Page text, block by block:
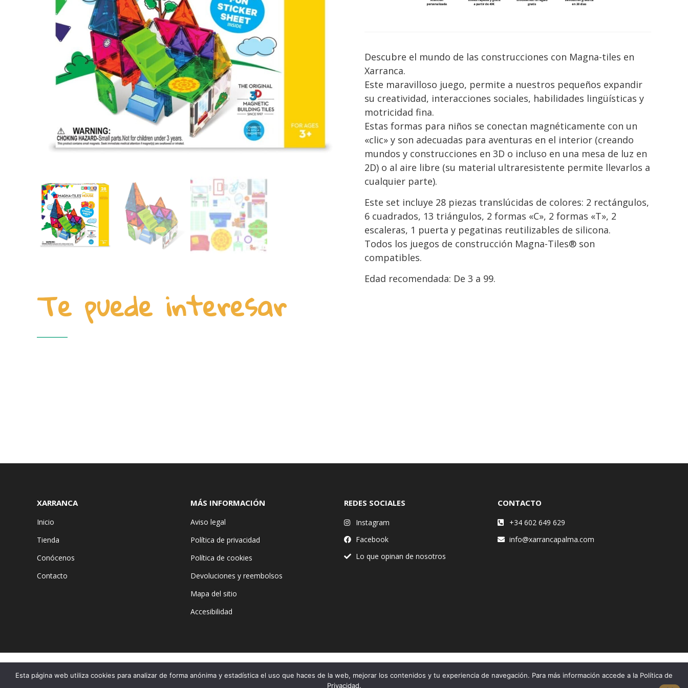
Descubre el mundo de las construcciones con Magna-tiles en
Xarranca.
Este maravilloso juego, permite a nuestros pequeños expandir
su creatividad, interacciones sociales, habilidades lingüísticas y
motricidad fina.
Estas formas para niños se conectan magnéticamente con un
«clic» y son adecuadas para aventuras en el interior (creando
mundos y construcciones en 3D o incluso en una mesa de luz en
2D) o al aire libre (su material ultraresistente permite llevarlos a
cualquier parte).
Este set incluye 28 piezas translúcidas de colores: 2 rectángulos,
6 cuadrados, 13 triángulos, 2 formas «C», 2 formas «T», 2
escaleras, 1 puerta y pegatinas reutilizables de silicona.
Todos los juegos de construcción Magna-Tiles® son
compatibles.
Edad recomendada: De 3 a 99.
Te puede interesar
XARRANCA
Inicio
Tienda
Conócenos
Contacto
MÁS INFORMACIÓN
Aviso legal
Política de privacidad
Política de cookies
Devoluciones y reembolsos
Mapa del sitio
Accesibilidad
REDES SOCIALES
Instagram
Facebook
Lo que opinan de nosotros
CONTACTO
+34 602 649 629
info@xarrancapalma.com
Financiado por la Unión Europea – NextGenerationEU
Esta página web utiliza cookies para analizar de forma anónima y estadística el uso que haces de la web, mejorar los contenidos y tu experiencia de navegación. Para más información accede a la Política de
Privacidad.